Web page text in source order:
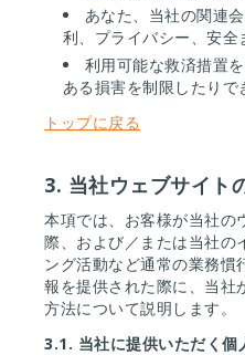
あなた、当社の関連
利、プライバシー、安
利用可能な救済措置
ある損害を制限したりで
トップに戻る
3. 当社ウェブサイト
本項では、お客様が当社の
際、および／または当社の
ング活動など通常の業務
報を提供された際に、当社
方法について説明します。
3.1. 当社に提供いただく個